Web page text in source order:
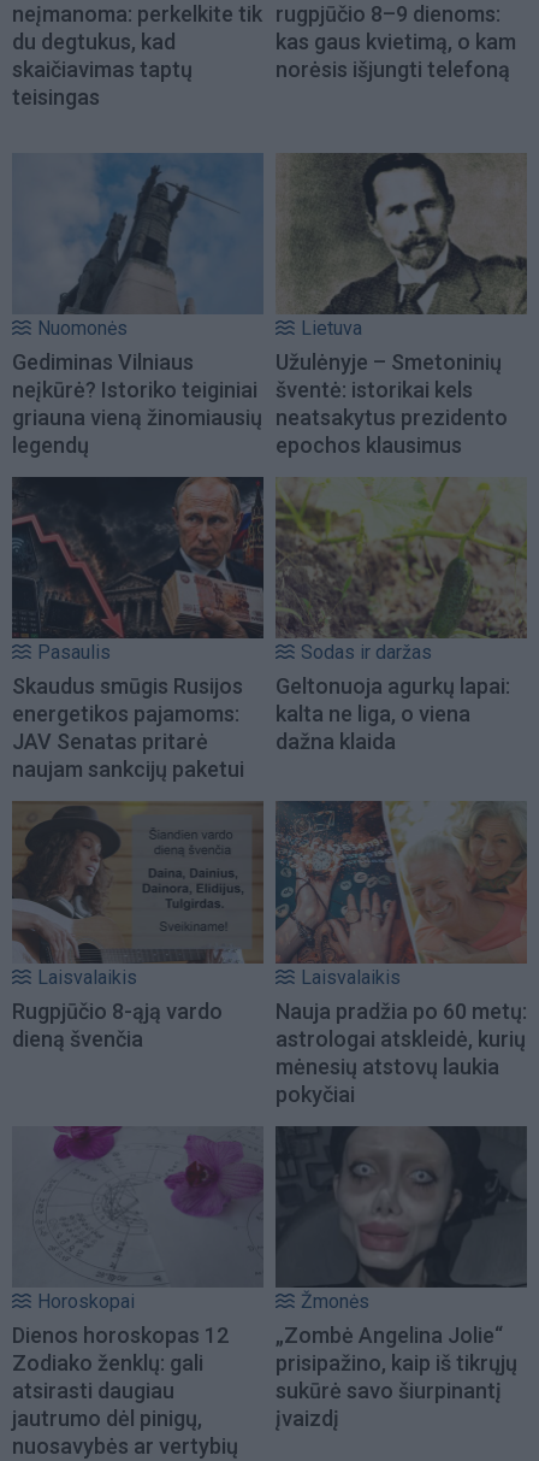
neįmanoma: perkelkite tik
du degtukus, kad
skaičiavimas taptų
teisingas
rugpjūčio 8–9 dienoms:
kas gaus kvietimą, o kam
norėsis išjungti telefoną
Nuomonės
Gediminas Vilniaus
neįkūrė? Istoriko teiginiai
griauna vieną žinomiausių
legendų
Lietuva
Užulėnyje – Smetoninių
šventė: istorikai kels
neatsakytus prezidento
epochos klausimus
Pasaulis
Skaudus smūgis Rusijos
energetikos pajamoms:
JAV Senatas pritarė
naujam sankcijų paketui
Sodas ir daržas
Geltonuoja agurkų lapai:
kalta ne liga, o viena
dažna klaida
Laisvalaikis
Rugpjūčio 8-ąją vardo
dieną švenčia
Laisvalaikis
Nauja pradžia po 60 metų:
astrologai atskleidė, kurių
mėnesių atstovų laukia
pokyčiai
Horoskopai
Dienos horoskopas 12
Zodiako ženklų: gali
atsirasti daugiau
jautrumo dėl pinigų,
nuosavybės ar vertybių
Žmonės
„Zombė Angelina Jolie“
prisipažino, kaip iš tikrųjų
sukūrė savo šiurpinantį
įvaizdį